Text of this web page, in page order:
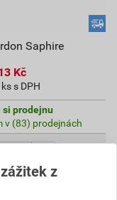
Saphire
Kč
s DPH
si prodejnu
v (83) prodejnách
z